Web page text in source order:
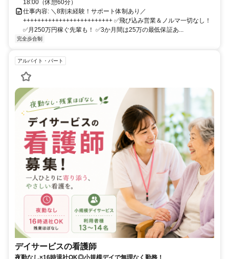
18:00（休憩60分）
仕事内容: ＼8割未経験！サポート体制あり／
+++++++++++++++++++++++++ ✅飛び込み営業＆ノルマ一切なし！
✅月250万円稼ぐ先輩も！ ✅3か月間は25万の最低保証あ...
完全歩合制
アルバイト・パート
デイサービスの看護師
夜勤なし×16時退社OK◎小規模デイで無理なく勤務！